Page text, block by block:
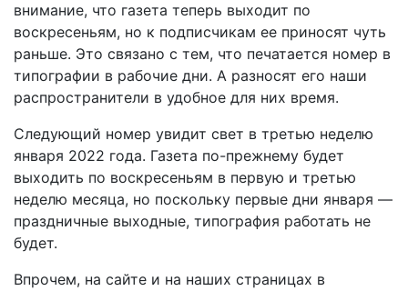
внимание, что газета теперь выходит по
воскресеньям, но к подписчикам ее приносят чуть
раньше. Это связано с тем, что печатается номер в
типографии в рабочие дни. А разносят его наши
распространители в удобное для них время.
Следующий номер увидит свет в третью неделю
января 2022 года. Газета по-прежнему будет
выходить по воскресеньям в первую и третью
неделю месяца, но поскольку первые дни января —
праздничные выходные, типография работать не
будет.
Впрочем, на сайте и на наших страницах в